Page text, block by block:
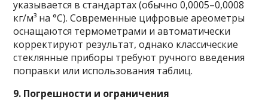
указывается в стандартах (обычно 0,0005–0,0008
кг/м³ на °C). Современные цифровые ареометры
оснащаются термометрами и автоматически
корректируют результат, однако классические
стеклянные приборы требуют ручного введения
поправки или использования таблиц.
9. Погрешности и ограничения